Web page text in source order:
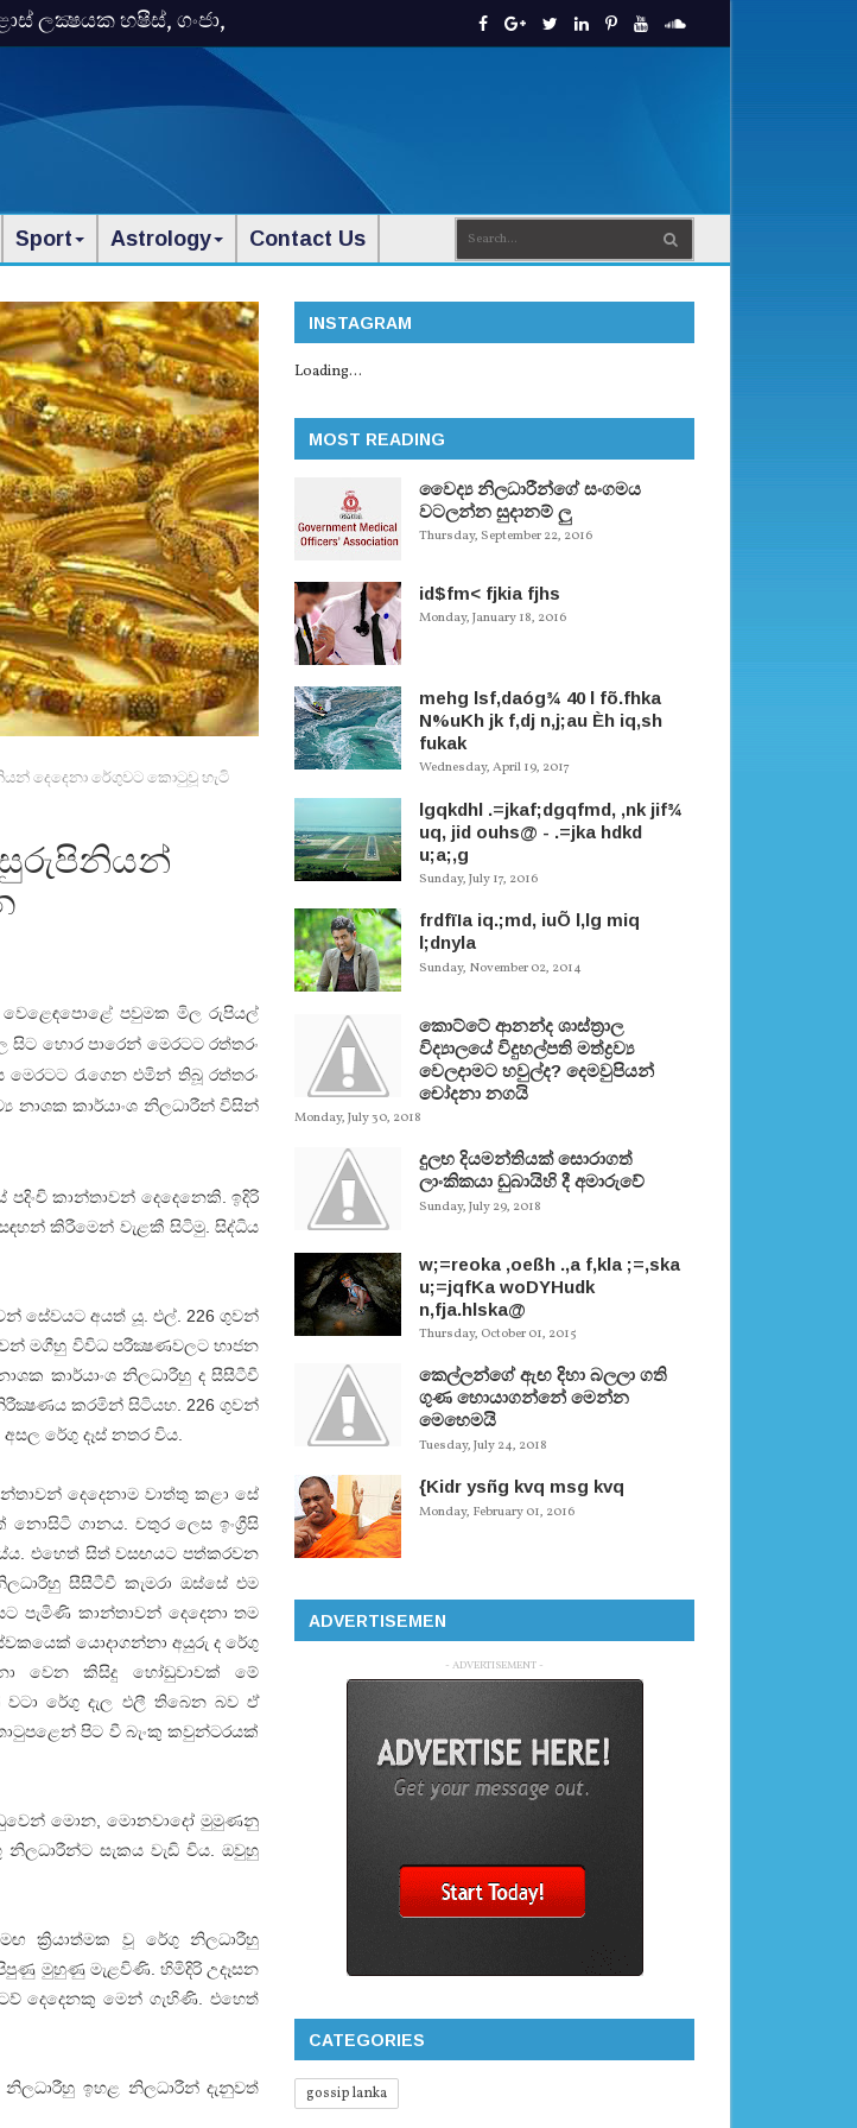
ලක්‍ෂයක හෂීස්‌, ගංජා,
Sport Astrology Contact Us
දෙදෙනා රේගුවට කොටුවූ හැටි
සුරුපිනියන්
වෙළෙඳපොළේ පවුමක මිල රුපියල්
හොර පාරෙන් මෙරටට රත්තරං
රැගෙන එමින් තිබූ රත්තරං
නාශක කාර්යාංශ නිලධාරීන් විසින්
කාන්තාවන් දෙදෙනෙකි. ඉදිරි
කිරීමෙන් වැළකී සිටිමු. සිද්ධිය
සේවයට අයත් යූ. එල්. 226 ගුවන්
මගීහු විවිධ පරීක්‍ෂණවලට භාජන
කාර්යාංශ නිලධාරීහු ද සීසීටීවී
කරමින් සිටියහ. 226 ගුවන්
රේගු දෑස්‌ නතර විය.
දෙදෙනාම වාත්තු කළා සේ
ගානය. චතුර ලෙස ඉංග්‍රීසි
එහෙත් සිත් වසඟයට පත්කරවන
සීසීටීවී කැමරා ඔස්‌සේ එම
පැමිණි කාන්තාවන් දෙදෙනා තම
යොදාගන්නා අයුරු ද රේගු
වෙන කිසිදු හෝඩුවාවක්‌ මේ
රේගු දැල එලී තිබෙන බව ඒ
පිට වී බැංකු කවුන්ටරයක්‌
මොන, මොනවාදෝ මුමුණනු
නිලධාරීන්ට සැකය වැඩි විය. ඔවුහු
ක්‍රියාත්මක වූ රේගු නිලධාරීහු
මුහුණු මැළවිණි. හිමිදිරි උදෑසන
දෙදෙනකු මෙන් ගැහිණි. එහෙත්
ඉහළ නිලධාරීන් දැනුවත්
INSTAGRAM
Loading...
MOST READING
වෛද්‍ය නිලධාරීන්ගේ සංගමය
වටලන්න සුදානම් ලු
Thursday, September 22, 2016
id$fm< fjkia fjhs
Monday, January 18, 2016
mehg lsf,daóg¾ 40 l fõ.fhka
N%uKh jk f,dj n,j;au Èh iq,sh
fukak
Wednesday, April 19, 2017
lgqkdhl .=jkaf;dgqfmd, ,nk jif¾
uq, jid ouhs@ - .=jka hdkd
u;a;,g
Sunday, July 17, 2016
frdfïIa iq.;md, iuÕ l,lg miq
l;dnyla
Sunday, November 02, 2014
කොට්ටේ ආනන්ද ශාස්ත‍්‍රාල
විද්‍යාලයේ විදුහල්පති මත්ද්‍රව්‍ය
වෙලදාමට හවුල්ද? දෙමවුපියන්
චෝදනා නගයි
Monday, July 30, 2018
දුලභ දියමන්තියක් සොරාගත්
ලාංකිකයා ඩුබායිහි දී අමාරුවේ
Sunday, July 29, 2018
w;=reoka ,oeßh .,a f,kla ;=,ska
u;=jqfKa woDYHudk
n,fja.hlska@
Thursday, October 01, 2015
කෙල්ලන්ගේ ඇඟ දිහා බලලා ගති
ගුණ හොයාගන්නේ මෙන්න
මෙහෙමයි
Tuesday, July 24, 2018
{Kidr ysñg kvq msg kvq
Monday, February 01, 2016
ADVERTISEMEN
- ADVERTISEMENT -
CATEGORIES
gossip lanka